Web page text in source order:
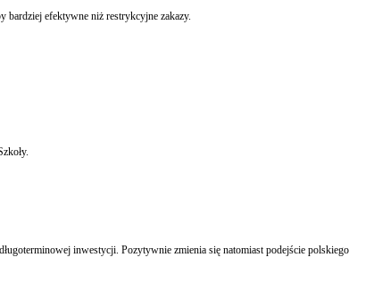
bardziej efektywne niż restrykcyjne zakazy.
inwestycji. Pozytywnie zmienia się natomiast podejście polskiego